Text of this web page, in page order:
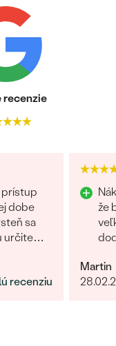
recenzie
prístup
dobe
sa
určite
recenziu
že
Martin